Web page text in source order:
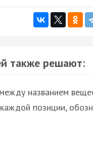
также решают:
названием
позиции,